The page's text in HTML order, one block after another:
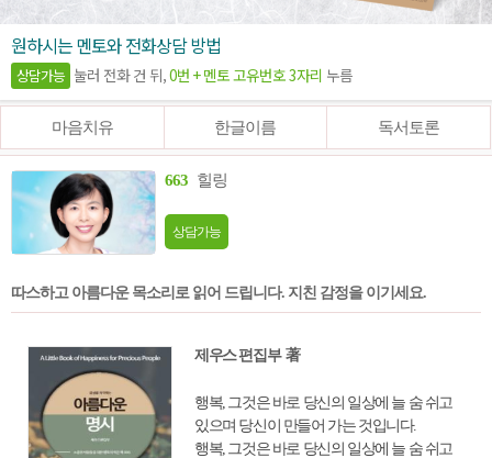
원하시는 멘토와 전화상담 방법
상담가능 눌러 전화 건 뒤,0번 + 멘토 고유번호 3자리 누름
마음치유 한글이름 독서토론
663 힐링
상담가능
따스하고 아름다운 목소리로 읽어 드립니다. 지친 감정을 이기세요.
제우스 편집부 著
행복, 그것은 바로 당신의 일상에 늘 숨 쉬고
있으며 당신이 만들어 가는 것입니다.
행복, 그것은 바로 당신의 일상에 늘 숨 쉬고